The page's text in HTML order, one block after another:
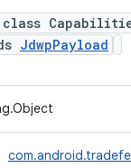
JdwpPayload